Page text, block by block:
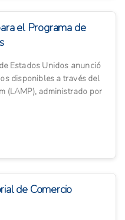
el Programa de
Estados Unidos anunció
disponibles a través del
(LAMP), administrado por
de Comercio